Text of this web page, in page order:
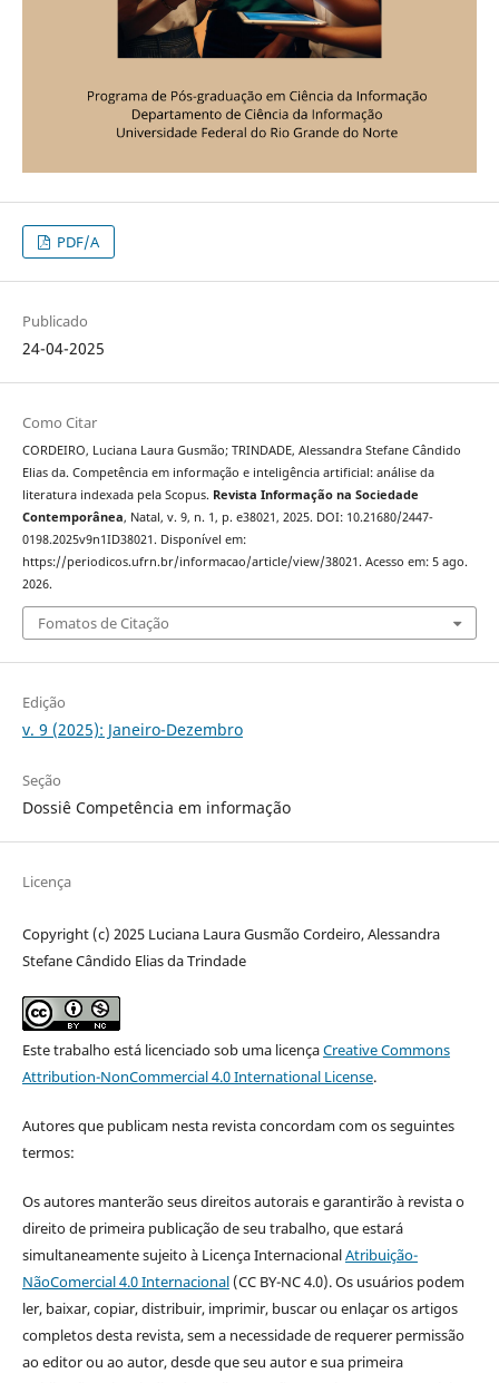
PDF/A
Publicado
24-04-2025
Como Citar
CORDEIRO, Luciana Laura Gusmão; TRINDADE, Alessandra Stefane Cândido
Elias da. Competência em informação e inteligência artificial: análise da
literatura indexada pela Scopus. Revista Informação na Sociedade
Contemporânea, Natal, v. 9, n. 1, p. e38021, 2025. DOI: 10.21680/2447-
0198.2025v9n1ID38021. Disponível em:
https://periodicos.ufrn.br/informacao/article/view/38021. Acesso em: 5 ago.
2026.
Fomatos de Citação
Edição
v. 9 (2025): Janeiro-Dezembro
Seção
Dossiê Competência em informação
Licença
Copyright (c) 2025 Luciana Laura Gusmão Cordeiro, Alessandra
Stefane Cândido Elias da Trindade
Este trabalho está licenciado sob uma licençaCreative Commons
Attribution-NonCommercial 4.0 International License.
Autores que publicam nesta revista concordam com os seguintes
termos:
Os autores manterão seus direitos autorais e garantirão à revista o
direito de primeira publicação de seu trabalho, que estará
simultaneamente sujeito à Licença InternacionalAtribuição-
NãoComercial 4.0 Internacional(CC BY-NC 4.0). Os usuários podem
ler, baixar, copiar, distribuir, imprimir, buscar ou enlaçar os artigos
completos desta revista, sem a necessidade de requerer permissão
ao editor ou ao autor, desde que seu autor e sua primeira